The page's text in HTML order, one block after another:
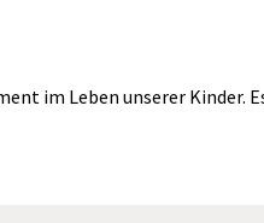
im Leben unserer Kinder.